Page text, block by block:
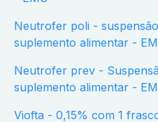
Neutrofer poli - suspensão frasco com 30mL
suplemento alimentar -
Neutrofer prev - Suspensão frasco com 60mL de
suplemento alimentar -
Viofta - 0,15% com 1 frasco gotejador com 10mL de